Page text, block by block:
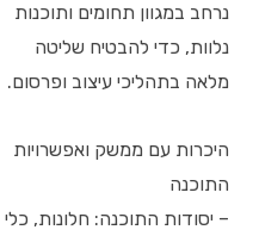
נרחב במגוון תחומים ותוכנות
נלוות, כדי להבטיח שליטה
מלאה בתהליכי עיצוב ופרסום.
היכרות עם ממשק ואפשרויות
התוכנה
– יסודות התוכנה: חלונות, כלי